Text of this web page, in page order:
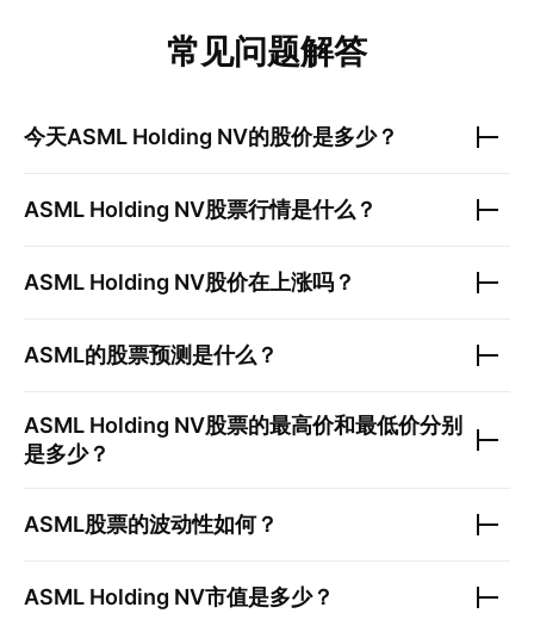
常见问题解答
今天ASML Holding NV的股价是多少？
ASML Holding NV股票行情是什么？
ASML Holding NV股价在上涨吗？
ASML的股票预测是什么？
ASML Holding NV股票的最高价和最低价分别
是多少？
ASML股票的波动性如何？
ASML Holding NV市值是多少？